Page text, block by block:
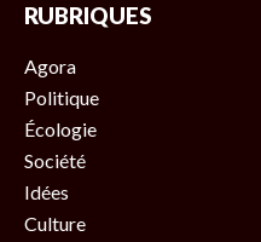
RUBRIQUES
Agora
Politique
Écologie
Société
Idées
Culture